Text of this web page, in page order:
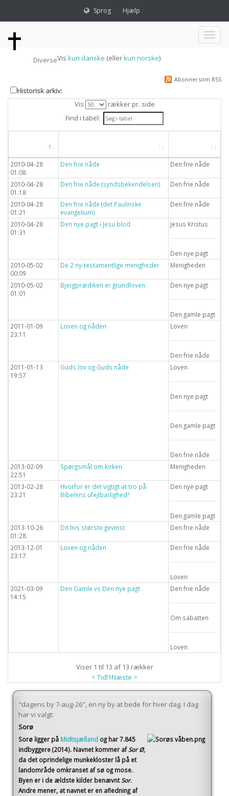
Sprog Hjælp
Toggle
DiverseVis kun danske (ellerkun norske)
Abonner som RSS
Historisk arkiv:
Vis
rækker pr. side
Find i tabel:
2010-04-28
01:08
Den frie nåde Den frie nåde
2010-04-28
01:18
Den frie nåde (syndsbekendelsen) Den frie nåde
2010-04-28
01:21
Den frie nåde (det Paulinske
evangelium)
Den frie nåde
2010-04-28
01:31
Den nye pagt i Jesu blod Jesus Kristus
Den nye pagt
2010-05-02
00:09
De 2 ny-testamentlige menigheder Menigheden
2010-05-02
01:01
Bjergprædiken er grundloven Den nye pagt
Den gamle pagt
2011-01-09
23:11
Loven og nåden Loven
Den frie nåde
2011-01-13
19:57
Guds lov og Guds nåde Loven
Den nye pagt
Den gamle pagt
Den frie nåde
2013-02-09
22:51
Spørgsmål om kirken Menigheden
2013-02-28
23:21
Hvorfor er det vigtigt at tro på
Bibelens ufejlbarlighed?
Den nye pagt
Den gamle pagt
2013-10-26
01:28
Dit livs største gevinst Den frie nåde
2013-12-01
23:17
Loven og nåden Den frie nåde
Loven
2021-03-09
14:15
Den Gamle vs Den nye pagt Den frie nåde
Om sabatten
Loven
Viser 1 til 13 af 13 rækker
< Tidl1Næste >
"dagens by 7-aug-26", en ny by at bede for hver dag. I dag
har vi valgt:
Sorø
Sorø ligger på Midtsjælland og har 7.845
indbyggere (2014). Navnet kommer af Sor Ø,
da det oprindelige munkekloster lå på et
landområde omkranset af sø og mose.
Byen er i de ældste kilder benævnt Sor.
Andre mener, at navnet er en afledning af